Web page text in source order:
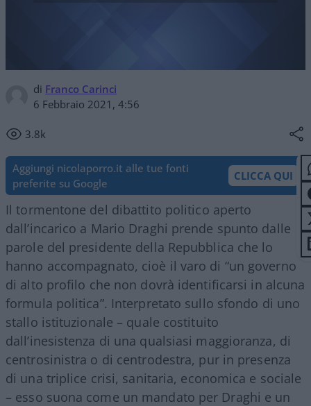
di Franco Carinci
6 Febbraio 2021, 4:56
3.8k
Aggiungi nicolaporro.it alle tue fonti
preferite su Google
CLICCA QUI
Il tormentone del dibattito politico aperto
dall’incarico a Mario Draghi prende spunto dalle
parole del presidente della Repubblica che lo
hanno accompagnato, cioè il varo di “un governo
di alto profilo che non dovrà identificarsi in alcuna
formula politica”. Interpretato sullo sfondo di uno
stallo istituzionale – quale costituito
dall’inesistenza di una qualsiasi maggioranza, di
centrosinistra o di centrodestra, pur in presenza
di una triplice crisi, sanitaria, economica e sociale
– esso suona come un mandato per Draghi e un